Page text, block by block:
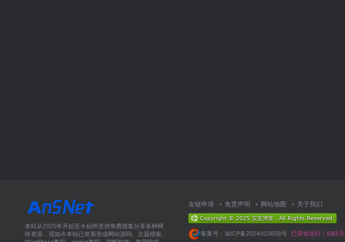
本站从2025年开始至今始终坚持免费搜集分享各种网
络资源，现如今本站已发展形成网站源码、主题模板、
友链申请 免责声明 网站地图 关于我们
备案号：渝ICP备2024023658号 已安全运行：583天